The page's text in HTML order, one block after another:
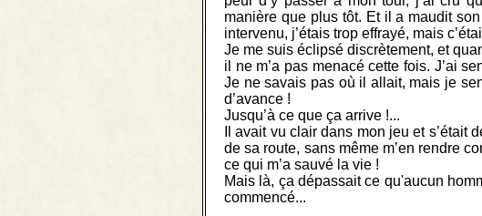
manière que plus tôt. Et il a maudit
intervenu, j’étais trop effrayé, mais
Je me suis éclipsé discrètement, et
il ne m’a pas menacé cette fois. J’ai
Je ne savais pas où il allait, mais je
d’avance !
Jusqu’à ce que ça arrive !...
Il avait vu clair dans mon jeu et
de sa route, sans même m’en rendre
ce qui m’a sauvé la vie !
Mais là, ça dépassait ce qu'aucun
commencé...